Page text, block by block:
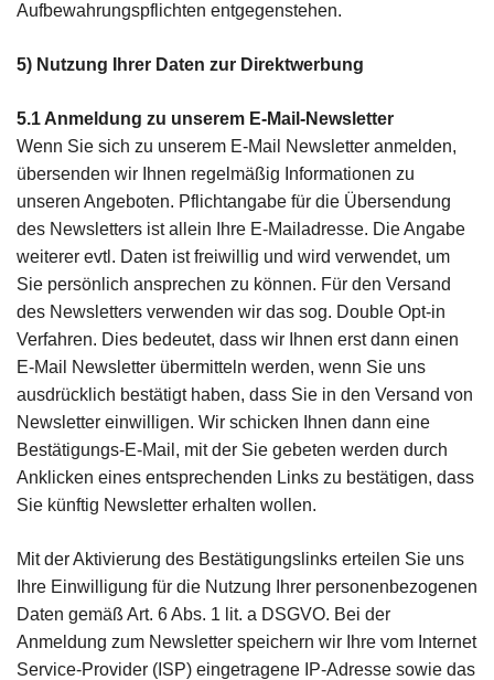
Aufbewahrungspflichten entgegenstehen.
5) Nutzung Ihrer Daten zur Direktwerbung
5.1 Anmeldung zu unserem E-Mail-Newsletter
Wenn Sie sich zu unserem E-Mail Newsletter anmelden,
übersenden wir Ihnen regelmäßig Informationen zu
unseren Angeboten. Pflichtangabe für die Übersendung
des Newsletters ist allein Ihre E-Mailadresse. Die Angabe
weiterer evtl. Daten ist freiwillig und wird verwendet, um
Sie persönlich ansprechen zu können. Für den Versand
des Newsletters verwenden wir das sog. Double Opt-in
Verfahren. Dies bedeutet, dass wir Ihnen erst dann einen
E-Mail Newsletter übermitteln werden, wenn Sie uns
ausdrücklich bestätigt haben, dass Sie in den Versand von
Newsletter einwilligen. Wir schicken Ihnen dann eine
Bestätigungs-E-Mail, mit der Sie gebeten werden durch
Anklicken eines entsprechenden Links zu bestätigen, dass
Sie künftig Newsletter erhalten wollen.
Mit der Aktivierung des Bestätigungslinks erteilen Sie uns
Ihre Einwilligung für die Nutzung Ihrer personenbezogenen
Daten gemäß Art. 6 Abs. 1 lit. a DSGVO. Bei der
Anmeldung zum Newsletter speichern wir Ihre vom Internet
Service-Provider (ISP) eingetragene IP-Adresse sowie das